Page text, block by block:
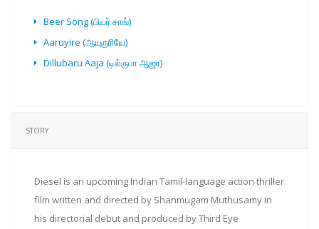
Beer Song (பியர் சாங்)
Aaruyire (ஆயுருரியே)
Dillubaru Aaja (டில்ருபா ஆஜா)
STORY
Diesel is an upcoming Indian Tamil-language action thriller
film written and directed by Shanmugam Muthusamy in
his directorial debut and produced by Third Eye